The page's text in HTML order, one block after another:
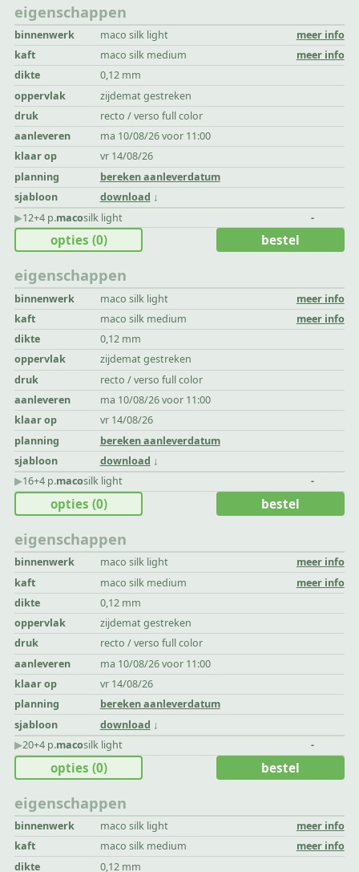
eigenschappen
binnenwerk maco silk light
meer info
kaft
maco silk medium
meer info
dikte
0,12 mm
oppervlak
zijdemat gestreken
druk
recto / verso full color
aanleveren
ma 10/08/26 voor 11:00
klaar op
vr 14/08/26
planning
bereken aanleverdatum
sjabloon
download
▶︎12+4 p.macosilk light -
eigenschappen
binnenwerk maco silk light
meer info
kaft
maco silk medium
meer info
dikte
0,12 mm
oppervlak
zijdemat gestreken
druk
recto / verso full color
aanleveren
ma 10/08/26 voor 11:00
klaar op
vr 14/08/26
planning
bereken aanleverdatum
sjabloon
download
opties (0) bestel
▶︎16+4 p.macosilk light -
eigenschappen
binnenwerk maco silk light
meer info
kaft
maco silk medium
meer info
dikte
0,12 mm
oppervlak
zijdemat gestreken
druk
recto / verso full color
aanleveren
ma 10/08/26 voor 11:00
klaar op
vr 14/08/26
planning
bereken aanleverdatum
sjabloon
download
opties (0) bestel
▶︎20+4 p.macosilk light -
eigenschappen
binnenwerk maco silk light
meer info
kaft
maco silk medium
meer info
dikte
0,12 mm
opties (0) bestel